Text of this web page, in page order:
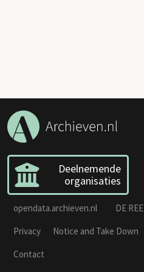
Deelnemende
organisaties
opendata.archieven.nl DE REE
Privacy
Notice and Take Down
Contact